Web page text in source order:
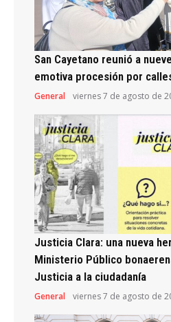
San Cayetano reunió a
emotiva procesión por
General viernes 7 de agosto de
Justicia Clara: una nueva
Ministerio Público
Justicia a la ciudadanía
General viernes 7 de agosto de